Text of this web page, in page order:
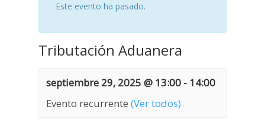
Este evento ha pasado.
Tributación Aduanera
septiembre 29, 2025 @ 13:00- 14:00
Evento recurrente (Ver todos)